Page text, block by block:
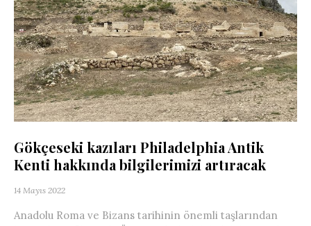
Gökçeseki kazıları Philadelphia Antik
Kenti hakkında bilgilerimizi artıracak
14 Mayıs 2022
Anadolu Roma ve Bizans tarihinin önemli taşlarından